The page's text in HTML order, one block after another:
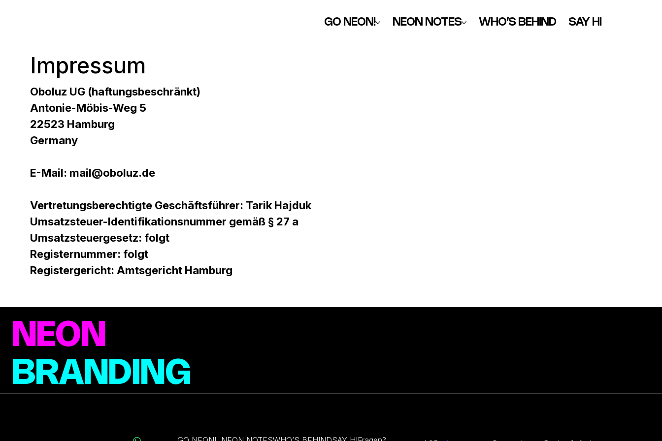
GO NEON! NEON NOTES WHO’S BEHIND SAY HI
Impressum
Oboluz UG (haftungsbeschränkt)
Antonie-Möbis-Weg 5
22523 Hamburg
Germany
E-Mail: mail@oboluz.de
Vertretungsberechtigte Geschäftsführer: Tarik Hajduk
Umsatzsteuer-Identifikationsnummer gemäß § 27 a
Umsatzsteuergesetz: folgt
Registernummer: folgt
Registergericht: Amtsgericht Hamburg
NEON
BRANDING